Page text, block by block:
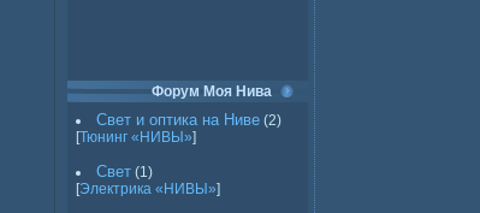
Форум Моя Нива
Свет и оптика на Ниве (2)
[Тюнинг «НИВЫ»]
Свет (1)
[Электрика «НИВЫ»]